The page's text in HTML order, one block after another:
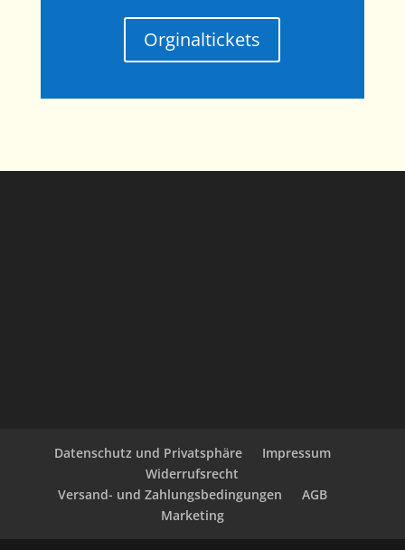
Orginaltickets
Datenschutz und Privatsphäre
Impressum
Widerrufsrecht
Versand- und Zahlungsbedingungen
AGB
Marketing